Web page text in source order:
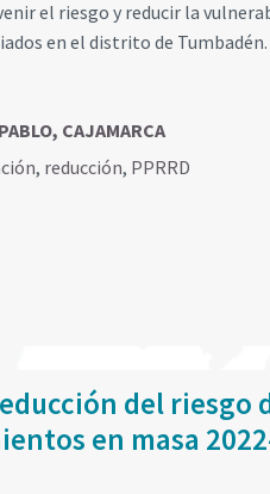
el riesgo y reducir la
en el distrito de Tumbadén.
CAJAMARCA
, reducción, PPRRD
del riesgo
en masa